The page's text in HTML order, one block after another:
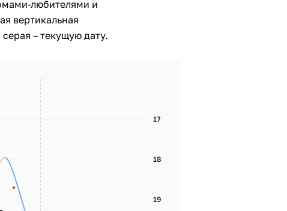
любителями и
вертикальная
– текущую дату.
17
18
19